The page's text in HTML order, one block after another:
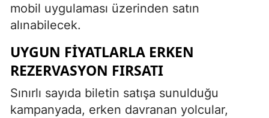
mobil uygulaması üzerinden satın
alınabilecek.
UYGUN FIYATLARLA ERKEN
REZERVASYON FIRSATI
Sınırlı sayıda biletin satışa sunulduğu
kampanyada, erken davranan yolcular,